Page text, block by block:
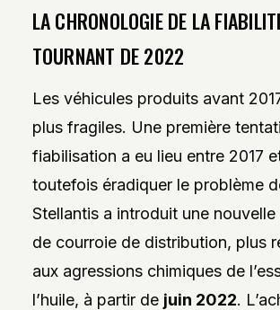
LA CHRONOLOGIE DE LA
TOURNANT DE 2022
Les véhicules produits avant
plus fragiles. Une première
fiabilisation a eu lieu entre 2017
toutefois éradiquer le problème
Stellantis a introduit une
de courroie de distribution, plus
aux agressions chimiques de
l’huile, à partir de juin 2022.